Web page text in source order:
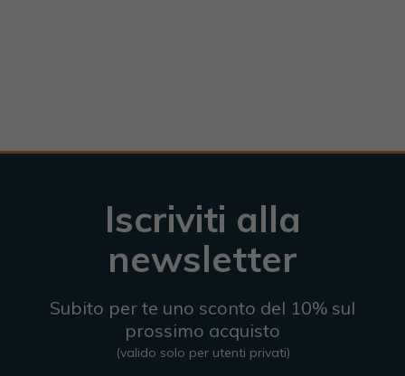
Iscriviti alla
newsletter
Subito per te uno sconto del 10% sul
prossimo acquisto
(valido solo per utenti privati)